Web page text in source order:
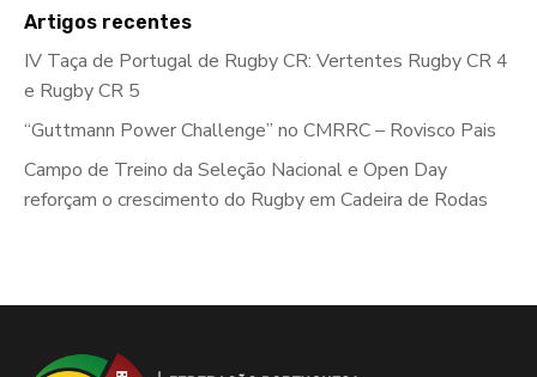
Artigos recentes
IV Taça de Portugal de Rugby CR: Vertentes Rugby CR 4
e Rugby CR 5
“Guttmann Power Challenge” no CMRRC – Rovisco Pais
Campo de Treino da Seleção Nacional e Open Day
reforçam o crescimento do Rugby em Cadeira de Rodas